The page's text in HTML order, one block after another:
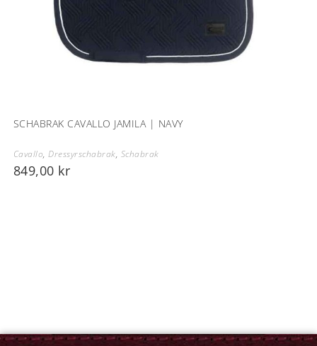
SCHABRAK CAVALLO JAMILA | NAVY
Cavallo,Dressyrschabrak, Schabrak
849,00 kr